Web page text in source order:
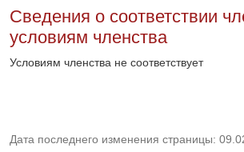
Сведения о соответствии
условиям членства
Условиям членства не соответствует
Дата последнего изменения страницы: